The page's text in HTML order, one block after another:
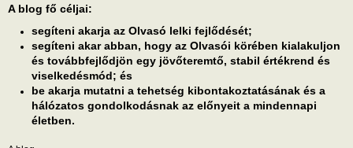
A blog fő céljai:
segíteni akarja az Olvasó lelki fejlődését;
segíteni akar abban, hogy az Olvasói körében kialakuljon
és továbbfejlődjön egy jövőteremtő, stabil értékrend és
viselkedésmód; és
be akarja mutatni a tehetség kibontakoztatásának és a
hálózatos gondolkodásnak az előnyeit a mindennapi
életben.